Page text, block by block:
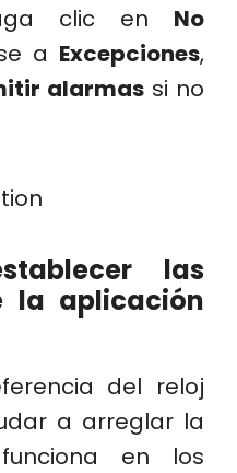
clic en No
a Excepciones,
alarmas si no
las
la aplicación
del reloj
a arreglar la
en los